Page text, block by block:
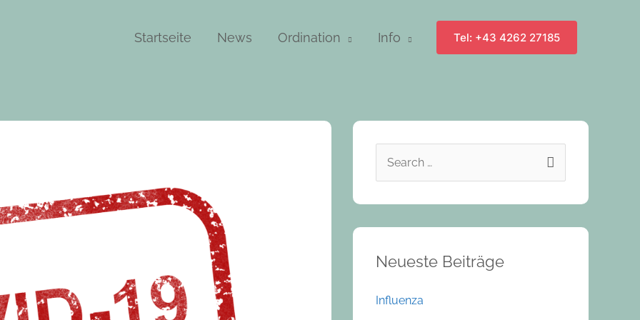
Startseite News Ordination Info Tel: +43 4262 27185
c
f
Neueste Beiträge
Influenza